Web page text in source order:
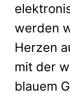
werden
Herzen
mit der
blauem